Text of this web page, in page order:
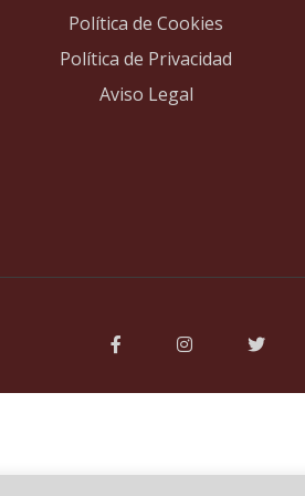
Política de Cookies
Política de Privacidad
Aviso Legal